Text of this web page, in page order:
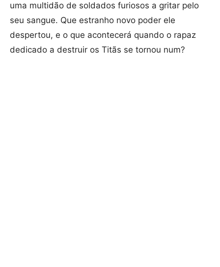
uma multidão de soldados furiosos a gritar pelo
seu sangue. Que estranho novo poder ele
despertou, e o que acontecerá quando o rapaz
dedicado a destruir os Titãs se tornou num?